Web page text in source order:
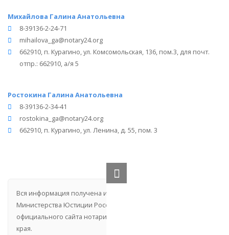
Михайлова Галина Анатольевна
8-39136-2-24-71
mihailova_ga@notary24.org
662910, п. Курагино, ул. Комсомольская, 136, пом.3, для почт.
отпр.: 662910, а/я 5
Ростокина Галина Анатольевна
8-39136-2-34-41
rostokina_ga@notary24.org
662910, п. Курагино, ул. Ленина, д. 55, пом. 3
Вся информация получена из открытого реестра
Министерства Юстиции Российской Федерации и с
официального сайта нотариальной палаты Красноярского
края.